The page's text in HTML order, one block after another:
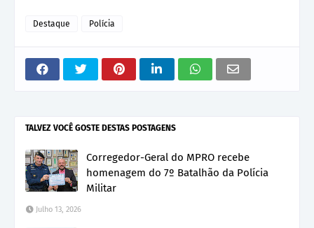
Destaque Polícia
TALVEZ VOCÊ GOSTE DESTAS POSTAGENS
Corregedor-Geral do MPRO recebe
homenagem do 7º Batalhão da Polícia
Militar
Julho 13, 2026